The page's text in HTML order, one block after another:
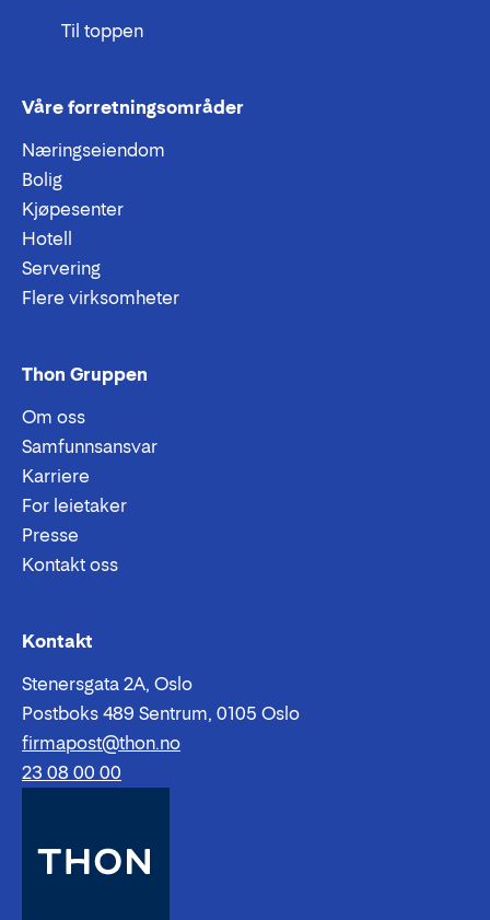
Til toppen
Våre forretningsområder
Næringseiendom
Bolig
Kjøpesenter
Hotell
Servering
Flere virksomheter
Thon Gruppen
Om oss
Samfunnsansvar
Karriere
For leietaker
Presse
Kontakt oss
Kontakt
Stenersgata 2A, Oslo
Postboks 489 Sentrum, 0105 Oslo
Epost:
firmapost@thon.no
Telefon:
23 08 00 00